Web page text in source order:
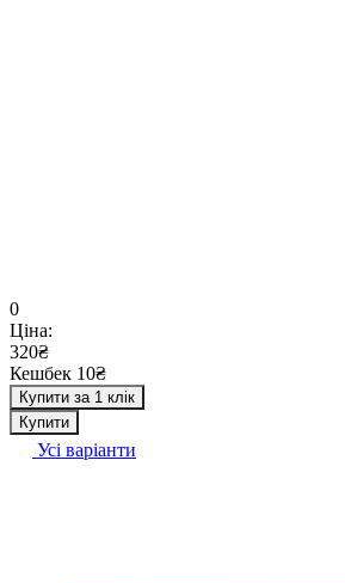
0
Ціна:
320₴
Кешбек 10₴
Купити за 1 клік
Купити
Усі варіанти